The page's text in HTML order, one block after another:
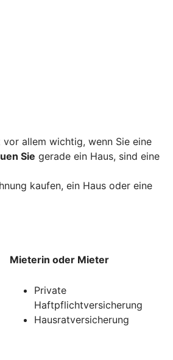
allem wichtig, wenn Sie eine
Sie gerade ein Haus, sind eine
kaufen, ein Haus oder eine
Mieterin oder Mieter
Private
Haftpflichtversicherung
Hausratversicherung